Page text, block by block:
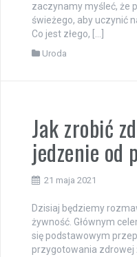
zaczynamy myśleć, że
świeżego, aby uczynić
Co jest złego, […]
Uroda
Jak zrobić
jedzenie od
21 maja 2021
Dzisiaj będziemy
żywność. Głównym
się podstawowym
przygotowania zdrowej